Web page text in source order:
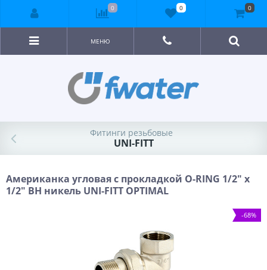
МЕНЮ
Фитинги резьбовые
UNI-FITT
Американка угловая с прокладкой O-RING 1/2" x
1/2" ВН никель UNI-FITT OPTIMAL
-68%
0 0 0